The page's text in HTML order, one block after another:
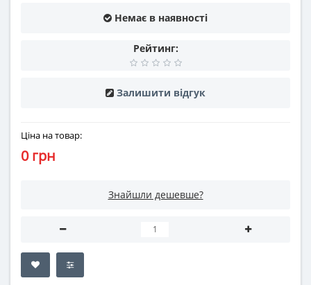
Немає в наявності
Рейтинг:
Залишити відгук
Ціна на товар:
0 грн
Знайшли дешевше?